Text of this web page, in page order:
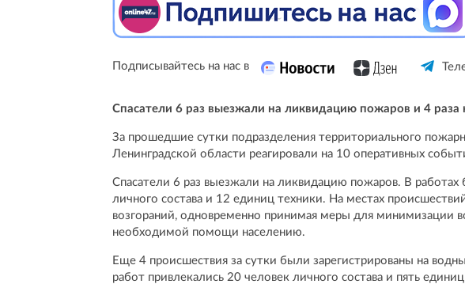
Подписывайтесь на нас в
Спасатели 6 раз выезжали на ликвидацию пожаров и 4 раза
За прошедшие сутки подразделения территориального
Ленинградской области реагировали на 10 оперативных
Спасатели 6 раз выезжали на ликвидацию пожаров. В работах
личного состава и 12 единиц техники. На местах
возгораний, одновременно принимая меры для минимизации
необходимой помощи населению.
Еще 4 происшествия за сутки были зарегистрированы на
работ привлекались 20 человек личного состава и пять